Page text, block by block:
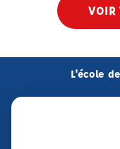
VOIR
L'école